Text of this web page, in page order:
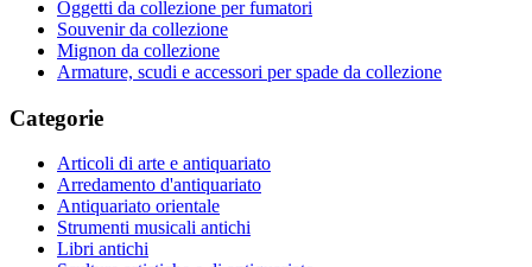
Oggetti da collezione per fumatori
Souvenir da collezione
Mignon da collezione
Armature, scudi e accessori per spade da collezione
Categorie
Articoli di arte e antiquariato
Arredamento d'antiquariato
Antiquariato orientale
Strumenti musicali antichi
Libri antichi